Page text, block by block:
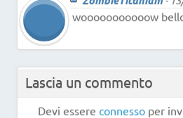
wooooooooooow
Lascia un commento
Devi essere connesso per